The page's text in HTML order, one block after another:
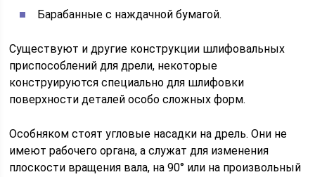
Барабанные с наждачной бумагой.
Существуют и другие конструкции шлифовальных
приспособлений для дрели, некоторые
конструируются специально для шлифовки
поверхности деталей особо сложных форм.
Особняком стоят угловые насадки на дрель. Они не
имеют рабочего органа, а служат для изменения
плоскости вращения вала, на 90° или на произвольный